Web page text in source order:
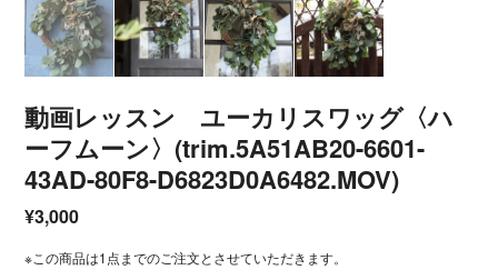
動画レッスン ユーカリスワッグ〈ハ
ーフムーン〉(trim.5A51AB20-6601-
43AD-80F8-D6823D0A6482.MOV)
¥3,000
※この商品は1点までのご注文とさせていただきます。